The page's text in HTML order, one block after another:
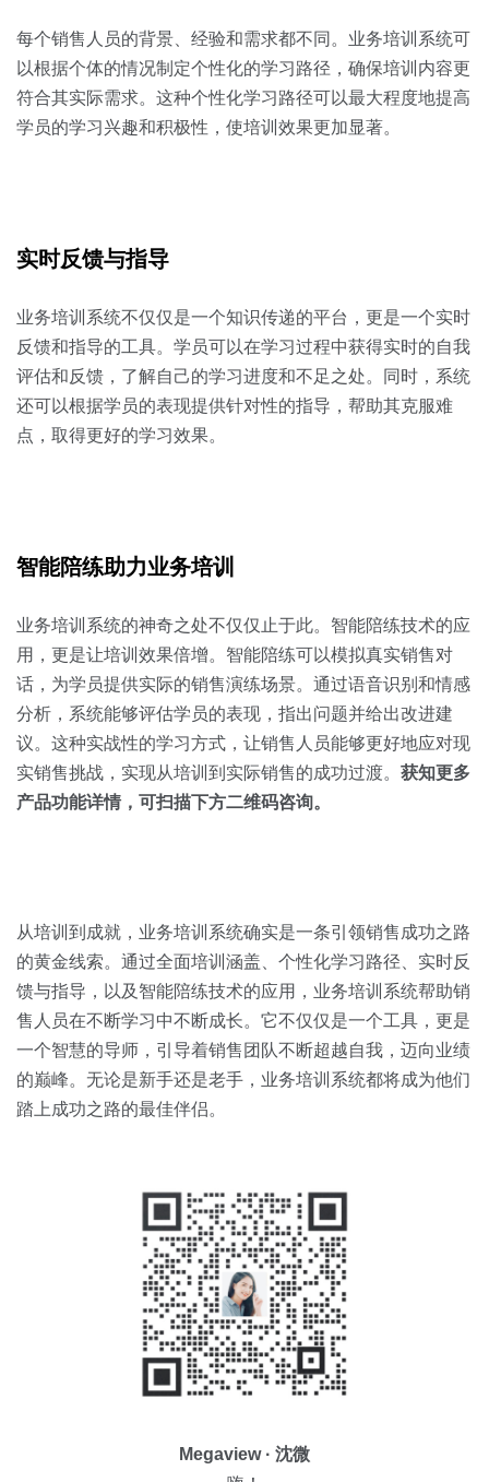
每个销售人员的背景、经验和需求都不同。业务培训系统可
以根据个体的情况制定个性化的学习路径，确保培训内容更
符合其实际需求。这种个性化学习路径可以最大程度地提高
学员的学习兴趣和积极性，使培训效果更加显著。
实时反馈与指导
业务培训系统不仅仅是一个知识传递的平台，更是一个实时
反馈和指导的工具。学员可以在学习过程中获得实时的自我
评估和反馈，了解自己的学习进度和不足之处。同时，系统
还可以根据学员的表现提供针对性的指导，帮助其克服难
点，取得更好的学习效果。
智能陪练助力业务培训
业务培训系统的神奇之处不仅仅止于此。智能陪练技术的应
用，更是让培训效果倍增。智能陪练可以模拟真实销售对
话，为学员提供实际的销售演练场景。通过语音识别和情感
分析，系统能够评估学员的表现，指出问题并给出改进建
议。这种实战性的学习方式，让销售人员能够更好地应对现
实销售挑战，实现从培训到实际销售的成功过渡。 获知更多
产品功能详情，可扫描下方二维码咨询。
从培训到成就，业务培训系统确实是一条引领销售成功之路
的黄金线索。通过全面培训涵盖、个性化学习路径、实时反
馈与指导，以及智能陪练技术的应用，业务培训系统帮助销
售人员在不断学习中不断成长。它不仅仅是一个工具，更是
一个智慧的导师，引导着销售团队不断超越自我，迈向业绩
的巅峰。无论是新手还是老手，业务培训系统都将成为他们
踏上成功之路的最佳伴侣。
Megaview · 沈微